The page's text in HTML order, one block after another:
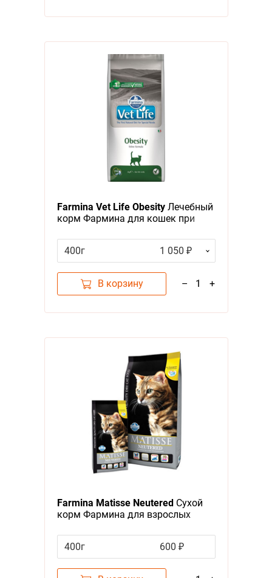
Farmina Vet Life ObesityЛечебный
корм Фармина для кошек при
Стерилизованных животных
400г 1 050 ₽
В корзину – 1 +
Farmina Matisse NeuteredСухой
корм Фармина для взрослых
Кастрированных котов
400г 600 ₽